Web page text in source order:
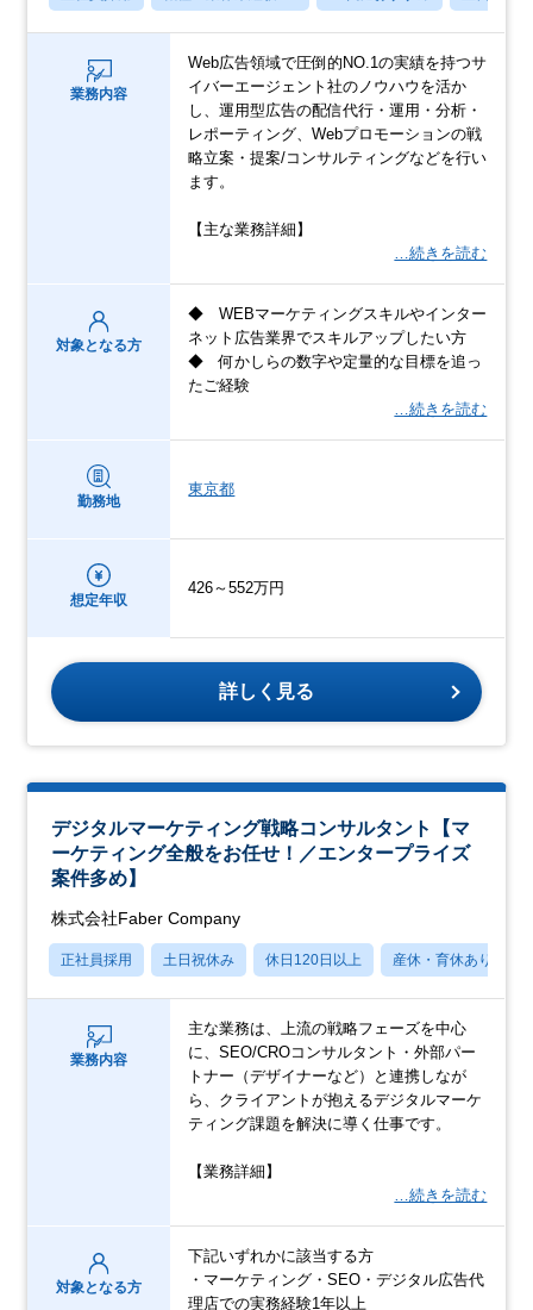
業務内容
Web広告領域で圧倒的NO.1の実績を持つサ
イバーエージェント社のノウハウを活か
し、運用型広告の配信代行・運用・分析・
レポーティング、Webプロモーションの戦
略立案・提案/コンサルティングなどを行い
ます。
【主な業務詳細】
…続きを読む
対象となる方
◆ WEBマーケティングスキルやインター
ネット広告業界でスキルアップしたい方
◆ 何かしらの数字や定量的な目標を追っ
たご経験
…続きを読む
勤務地
東京都
想定年収
426～552万円
詳しく見る
デジタルマーケティング戦略コンサルタント【マ
ーケティング全般をお任せ！／エンタープライズ
案件多め】
株式会社Faber Company
正社員採用 土日祝休み 休日120日以上 産休・育休あり
業務内容
主な業務は、上流の戦略フェーズを中心
に、SEO/CROコンサルタント・外部パー
トナー（デザイナーなど）と連携しなが
ら、クライアントが抱えるデジタルマーケ
ティング課題を解決に導く仕事です。
【業務詳細】
…続きを読む
対象となる方
下記いずれかに該当する方
・マーケティング・SEO・デジタル広告代
理店での実務経験1年以上